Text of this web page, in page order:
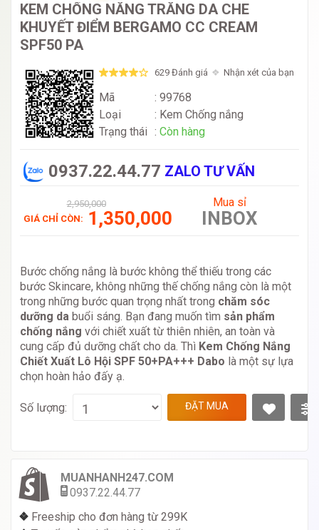
KEM CHỐNG NẮNG TRẮNG DA CHE
KHUYẾT ĐIỂM BERGAMO CC CREAM
SPF50 PA
629 Đánh giá Nhận xét của bạn
Mã
: 99768
Loại
: Kem Chống nắng
Trạng thái : Còn hàng
0937.22.44.77 ZALO TƯ VẤN
2,950,000
GIÁ CHỈ CÒN: 1,350,000
Mua sỉ
INBOX
Bước chống nắng là bước không thể thiếu trong các
bước Skincare, không những thế chống nắng còn là một
trong những bước quan trọng nhất trong chăm sóc
dưỡng da buổi sáng. Bạn đang muốn tìm sản phẩm
chống nắng với chiết xuất từ thiên nhiên, an toàn và
cung cấp đủ dưỡng chất cho da. Thì Kem Chống Nắng
Chiết Xuất Lô Hội SPF 50+PA+++ Dabo là một sự lựa
chọn hoàn hảo đấy ạ.
Số lượng: ĐẶT MUA
MUANHANH247.COM
0937.22.44.77
❖ Freeship cho đơn hàng từ 299K